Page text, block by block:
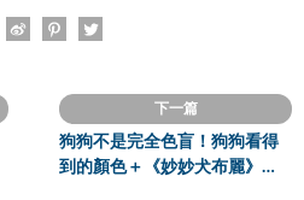
下一篇
狗狗不是完全色盲！狗狗看得
到的顏色＋《妙妙犬布麗》全